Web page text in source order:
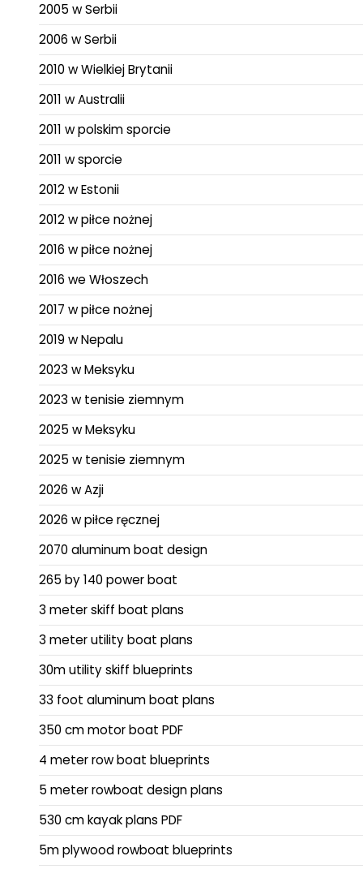
2005 w Serbii
2006 w Serbii
2010 w Wielkiej Brytanii
2011 w Australii
2011 w polskim sporcie
2011 w sporcie
2012 w Estonii
2012 w piłce nożnej
2016 w piłce nożnej
2016 we Włoszech
2017 w piłce nożnej
2019 w Nepalu
2023 w Meksyku
2023 w tenisie ziemnym
2025 w Meksyku
2025 w tenisie ziemnym
2026 w Azji
2026 w piłce ręcznej
2070 aluminum boat design
265 by 140 power boat
3 meter skiff boat plans
3 meter utility boat plans
30m utility skiff blueprints
33 foot aluminum boat plans
350 cm motor boat PDF
4 meter row boat blueprints
5 meter rowboat design plans
530 cm kayak plans PDF
5m plywood rowboat blueprints